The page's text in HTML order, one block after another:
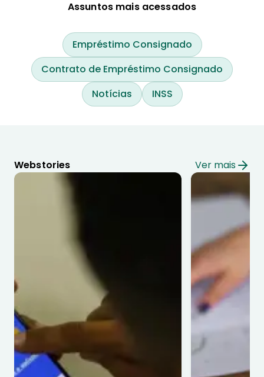
Assuntos mais acessados
Empréstimo Consignado
Contrato de Empréstimo Consignado
Notícias
INSS
Webstories Ver mais